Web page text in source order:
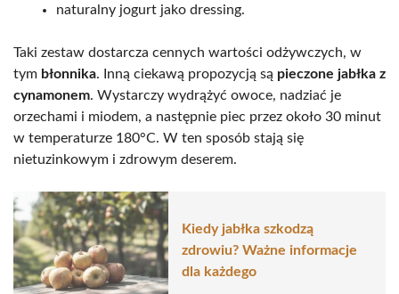
naturalny jogurt jako dressing.
Taki zestaw dostarcza cennych wartości odżywczych, w
tym błonnika. Inną ciekawą propozycją są pieczone jabłka z
cynamonem. Wystarczy wydrążyć owoce, nadziać je
orzechami i miodem, a następnie piec przez około 30 minut
w temperaturze 180°C. W ten sposób stają się
nietuzinkowym i zdrowym deserem.
Kiedy jabłka szkodzą
zdrowiu? Ważne informacje
dla każdego